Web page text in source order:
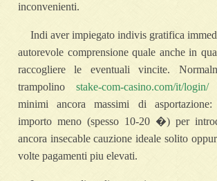
inconvenienti.
Indi aver impiegato indivis gratifica
autorevole comprensione quale anche in
raccogliere le eventuali vincite.
trampolino stake-com-casino.com/it/login/
minimi ancora massimi di
importo meno (spesso 10-20 �) per
ancora insecable cauzione ideale solito
volte pagamenti piu elevati.